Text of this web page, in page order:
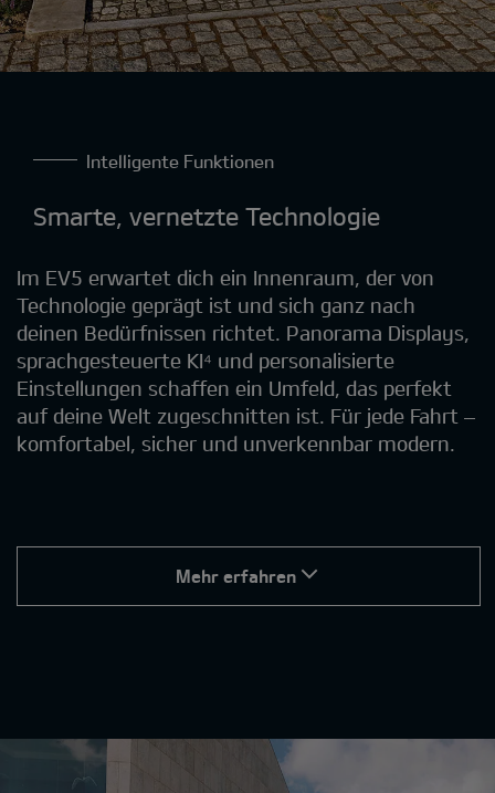
Intelligente Funktionen
Smarte, vernetzte Technologie
Im EV5 erwartet dich ein Innenraum, der von
Technologie geprägt ist und sich ganz nach
deinen Bedürfnissen richtet. Panorama Displays,
sprachgesteuerte KI⁴ und personalisierte
Einstellungen schaffen ein Umfeld, das perfekt
auf deine Welt zugeschnitten ist. Für jede Fahrt –
komfortabel, sicher und unverkennbar modern.
Mehr erfahren